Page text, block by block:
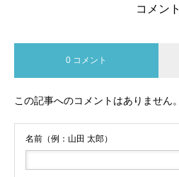
コメント
0 コメント
この記事へのコメントはありません。
名前（例：山田 太郎）